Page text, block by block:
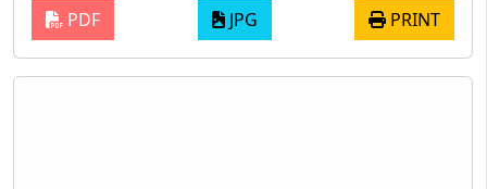
PDF JPG PRINT